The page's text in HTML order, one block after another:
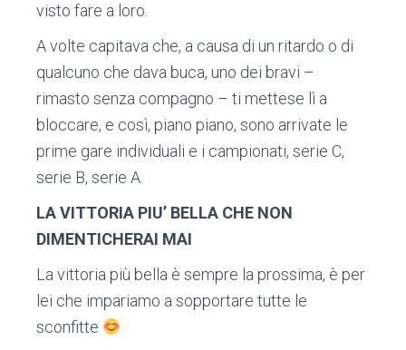
visto fare a loro.
A volte capitava che, a causa di un ritardo o di
qualcuno che dava buca, uno dei bravi –
rimasto senza compagno – ti mettese lì a
bloccare, e così, piano piano, sono arrivate le
prime gare individuali e i campionati, serie C,
serie B, serie A.
LA VITTORIA PIU’ BELLA CHE NON
DIMENTICHERAI MAI
La vittoria più bella è sempre la prossima, è per
lei che impariamo a sopportare tutte le
sconfitte